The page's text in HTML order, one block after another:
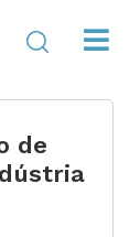
de